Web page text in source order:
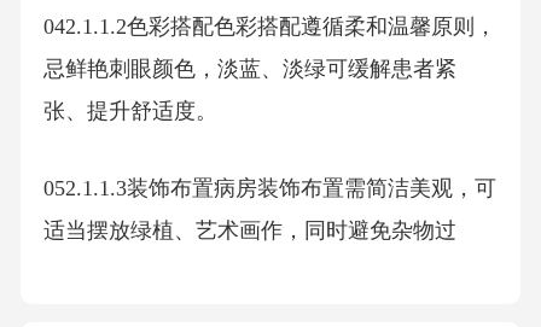
042.1.1.2色彩搭配色彩搭配遵循柔和温馨原则，
忌鲜艳刺眼颜色，淡蓝、淡绿可缓解患者紧
张、提升舒适度。
052.1.1.3装饰布置病房装饰布置需简洁美观，可
适当摆放绿植、艺术画作，同时避免杂物过